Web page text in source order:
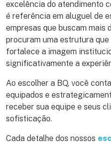
excelência do atendimento
é referência em aluguel de
empresas que buscam mais
procuram uma estrutura
fortalece a imagem
significativamente a
Ao escolher a BQ, você
equipados e
receber sua equipe e seus
sofisticação.
Cada detalhe dos nossos